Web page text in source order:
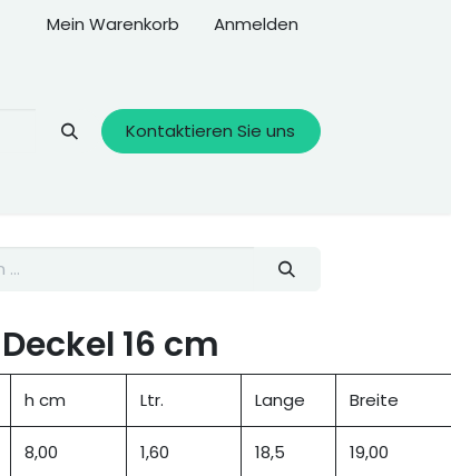
Mein Warenkorb Anmelden
Kontaktieren Sie uns
16 cm
h cm Ltr. Lange Breite
8,00 1,60 18,5 19,00